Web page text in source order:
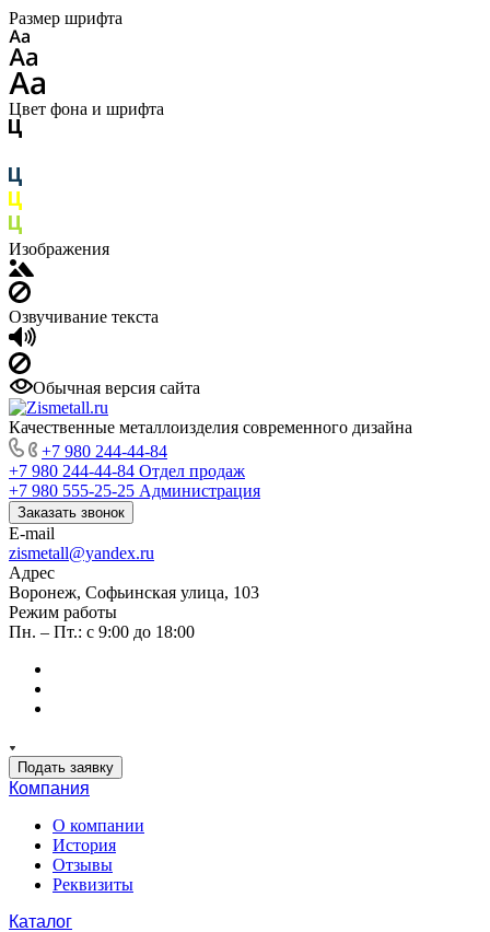
Размер шрифта
Цвет фона и шрифта
Изображения
Озвучивание текста
Обычная версия сайта
Качественные металлоизделия современного дизайна
+7 980 244-44-84
+7 980 244-44-84 Отдел продаж
+7 980 555-25-25 Администрация
Заказать звонок
E-mail
zismetall@yandex.ru
Адрес
Воронеж, Софьинская улица, 103
Режим работы
Пн. – Пт.: с 9:00 до 18:00
Подать заявку
Компания
О компании
История
Отзывы
Реквизиты
Каталог